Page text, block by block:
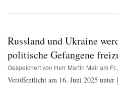
Russland und Ukraine
politische Gefangene
Gespeichert von Herr Martin Mairam
Veröffentlicht am 16. Juni 2025 unter